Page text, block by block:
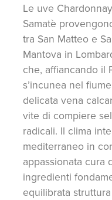
Le uve
Samatè
tra San Matteo e
Mantova in
che, affiancando il
s’incunea nel
delicata vena
vite di compiere
radicali. Il clima
mediterraneo in
appassionata cura
ingredienti
equilibrata